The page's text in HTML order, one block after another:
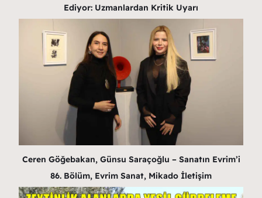
Ediyor: Uzmanlardan Kritik Uyarı
Ceren Göğebakan, Günsu Saraçoğlu – Sanatın Evrim’i
86. Bölüm, Evrim Sanat, Mikado İletişim